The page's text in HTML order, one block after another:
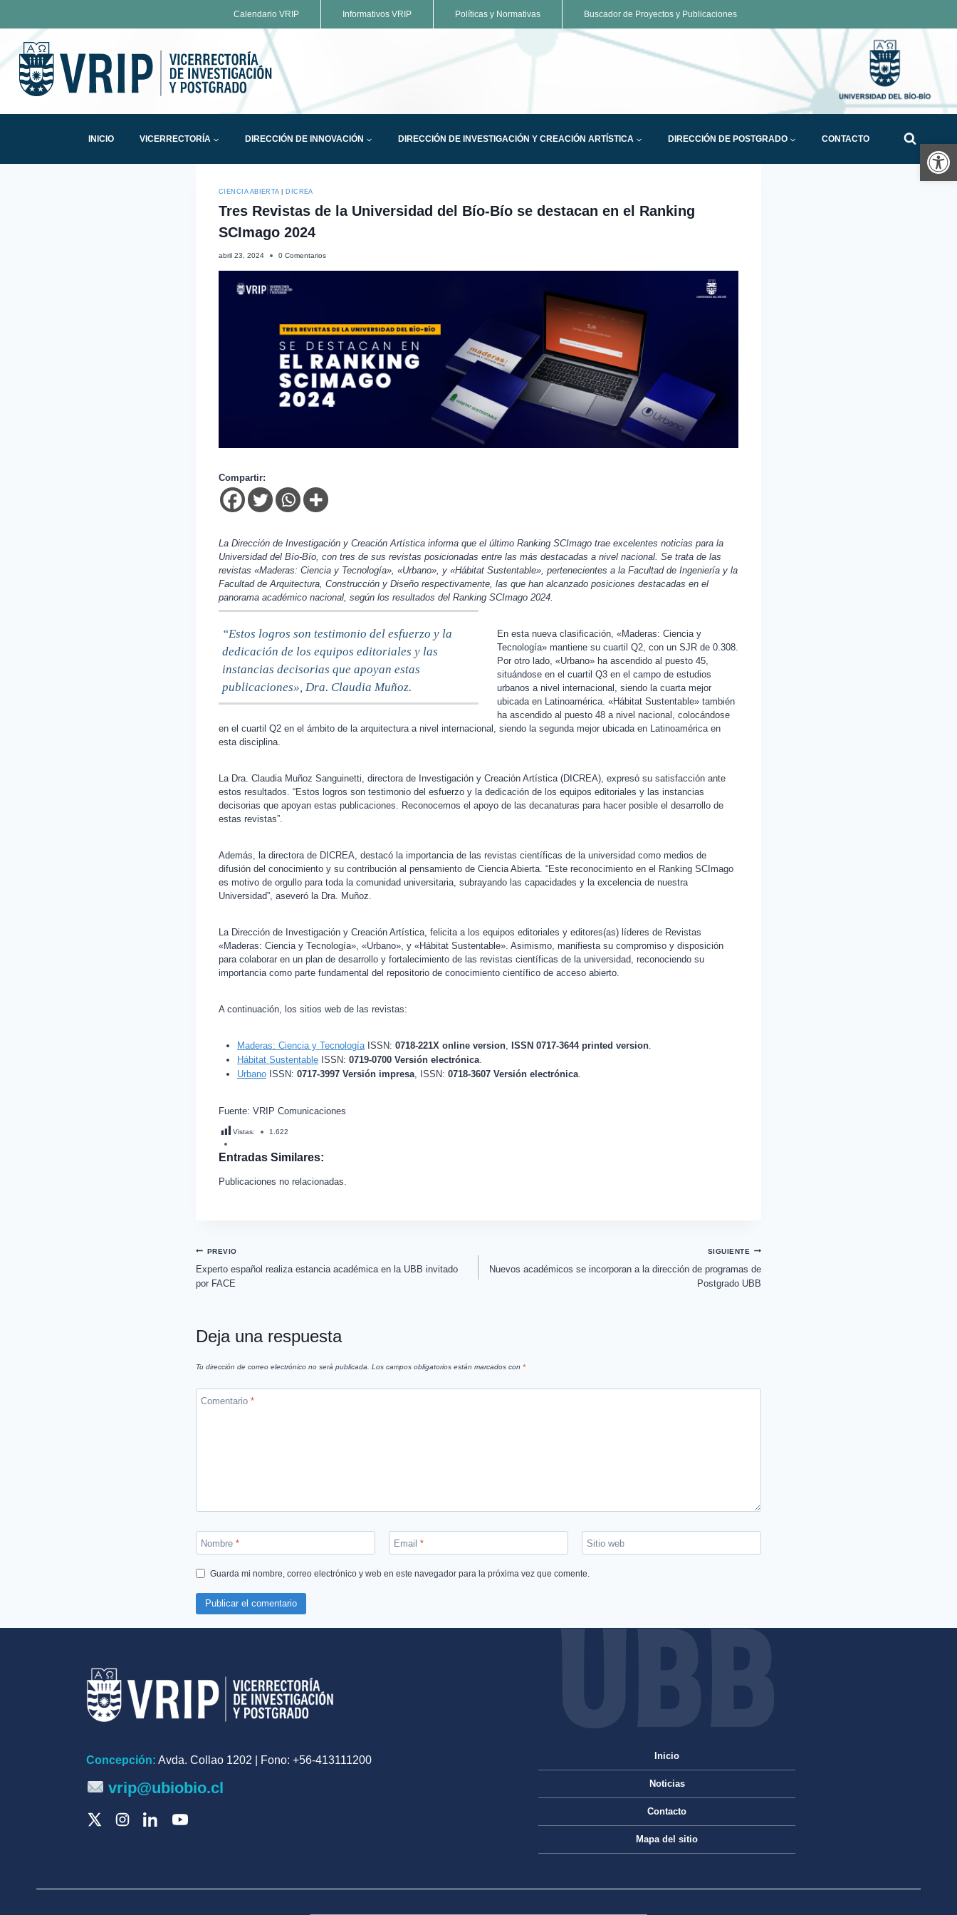
Calendario VRIP Informativos VRIP Políticas y Normativas Buscador de Proyectos y Publicaciones
INICIO VICERRECTORÍA DIRECCIÓN DE INNOVACIÓN DIRECCIÓN DE INVESTIGACIÓN Y CREACIÓN ARTÍSTICA DIRECCIÓN DE POSTGRADO CONTACTO
CIENCIA ABIERTA| DICREA
Tres Revistas de la Universidad del Bío-Bío se destacan en el Ranking
SCImago 2024
abril 23, 2024 0 Comentarios
Compartir:
La Dirección de Investigación y Creación Artística informa que el último Ranking SCImago trae excelentes noticias para la
Universidad del Bío-Bío, con tres de sus revistas posicionadas entre las más destacadas a nivel nacional. Se trata de las
revistas «Maderas: Ciencia y Tecnología», «Urbano», y «Hábitat Sustentable», pertenecientes a la Facultad de Ingeniería y la
Facultad de Arquitectura, Construcción y Diseño respectivamente, las que han alcanzado posiciones destacadas en el
panorama académico nacional, según los resultados del Ranking SCImago 2024.
“Estos logros son testimonio del esfuerzo y la
dedicación de los equipos editoriales y las
instancias decisorias que apoyan estas
publicaciones», Dra. Claudia Muñoz.
En esta nueva clasificación, «Maderas: Ciencia y
Tecnología» mantiene su cuartil Q2, con un SJR de 0.308.
Por otro lado, «Urbano» ha ascendido al puesto 45,
situándose en el cuartil Q3 en el campo de estudios
urbanos a nivel internacional, siendo la cuarta mejor
ubicada en Latinoamérica. «Hábitat Sustentable» también
ha ascendido al puesto 48 a nivel nacional, colocándose
en el cuartil Q2 en el ámbito de la arquitectura a nivel internacional, siendo la segunda mejor ubicada en Latinoamérica en
esta disciplina.
La Dra. Claudia Muñoz Sanguinetti, directora de Investigación y Creación Artística (DICREA), expresó su satisfacción ante
estos resultados. “Estos logros son testimonio del esfuerzo y la dedicación de los equipos editoriales y las instancias
decisorias que apoyan estas publicaciones. Reconocemos el apoyo de las decanaturas para hacer posible el desarrollo de
estas revistas”.
Además, la directora de DICREA, destacó la importancia de las revistas científicas de la universidad como medios de
difusión del conocimiento y su contribución al pensamiento de Ciencia Abierta. “Este reconocimiento en el Ranking SCImago
es motivo de orgullo para toda la comunidad universitaria, subrayando las capacidades y la excelencia de nuestra
Universidad”, aseveró la Dra. Muñoz.
La Dirección de Investigación y Creación Artística, felicita a los equipos editoriales y editores(as) líderes de Revistas
«Maderas: Ciencia y Tecnología», «Urbano», y «Hábitat Sustentable». Asimismo, manifiesta su compromiso y disposición
para colaborar en un plan de desarrollo y fortalecimiento de las revistas científicas de la universidad, reconociendo su
importancia como parte fundamental del repositorio de conocimiento científico de acceso abierto.
A continuación, los sitios web de las revistas:
Maderas: Ciencia y Tecnología ISSN: 0718-221X online version ISSN 0717-3644 printed version
Hábitat Sustentable ISSN: 0719-0700 Versión electrónica
Urbano ISSN: 0717-3997 Versión impresa , ISSN: 0718-3607 Versión electrónica
Fuente: VRIP Comunicaciones
Vistas: 1.622
Entradas Similares:
Publicaciones no relacionadas.
PREVIO
Experto español realiza estancia académica en la UBB invitado
por FACE
SIGUIENTE
Nuevos académicos se incorporan a la dirección de programas de
Postgrado UBB
Deja una respuesta
Tu dirección de correo electrónico no será publicada. Los campos obligatorios están marcados con *
Comentario *
Nombre * Email * Sitio web
Guarda mi nombre, correo electrónico y web en este navegador para la próxima vez que comente.
Concepción: Avda. Collao 1202 | Fono: +56-413111200
vrip@ubiobio.cl
Inicio
Noticias
Contacto
Mapa del sitio